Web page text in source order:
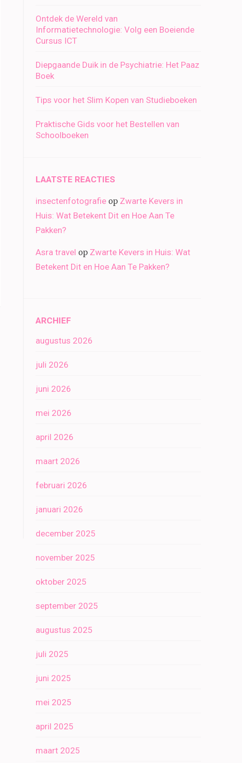
Ontdek de Wereld van
Informatietechnologie: Volg een Boeiende
Cursus ICT
Diepgaande Duik in de Psychiatrie: Het Paaz
Boek
Tips voor het Slim Kopen van Studieboeken
Praktische Gids voor het Bestellen van
Schoolboeken
LAATSTE REACTIES
insectenfotografie op Zwarte Kevers in
Huis: Wat Betekent Dit en Hoe Aan Te
Pakken?
Asra travel op Zwarte Kevers in Huis: Wat
Betekent Dit en Hoe Aan Te Pakken?
ARCHIEF
augustus 2026
juli 2026
juni 2026
mei 2026
april 2026
maart 2026
februari 2026
januari 2026
december 2025
november 2025
oktober 2025
september 2025
augustus 2025
juli 2025
juni 2025
mei 2025
april 2025
maart 2025